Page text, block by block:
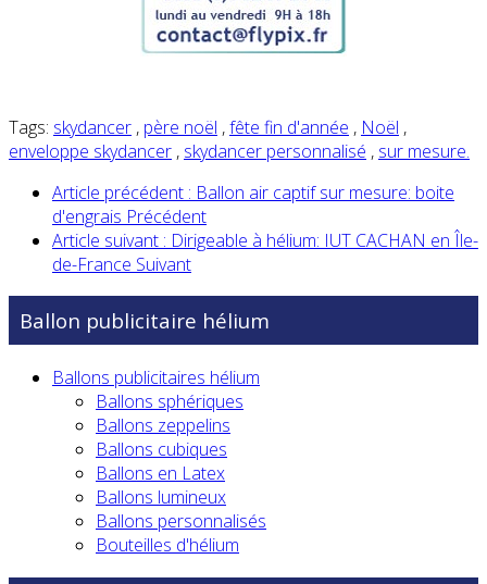
Tags: skydancer , père noël ,fête fin d'année , Noël ,
enveloppe skydancer , skydancer personnalisé , sur mesure.
Article précédent : Ballon air captif sur mesure: boite
d'engrais Précédent
Article suivant : Dirigeable à hélium: IUT CACHAN en Île-
de-France Suivant
Ballon publicitaire hélium
Ballons publicitaires hélium
Ballons sphériques
Ballons zeppelins
Ballons cubiques
Ballons en Latex
Ballons lumineux
Ballons personnalisés
Bouteilles d'hélium